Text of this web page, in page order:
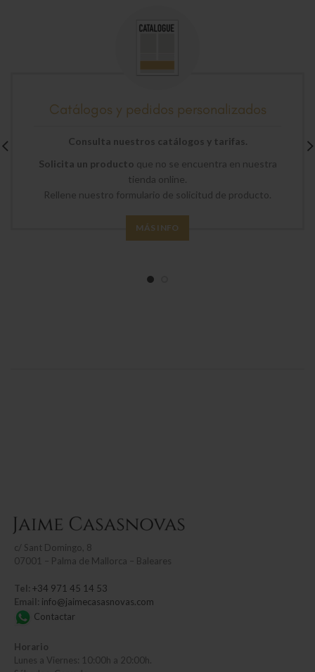
Catálogos y pedidos personalizados
Consulta nuestros catálogos y tarifas.
Solicita un producto que no se encuentra en nuestra
tienda online.
Rellene nuestro formulario de solicitud de producto.
MÁS INFO
c/ Sant Domingo, 8
07001 – Palma de Mallorca – Baleares
Tel: +34 971 45 14 53
Email: info@jaimecasasnovas.com
Contactar
Horario
Lunes a Viernes: 10:00h a 20:00h.